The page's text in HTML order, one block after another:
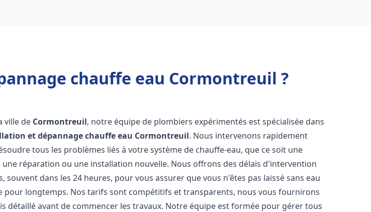
chauffe eau Cormontreuil ?
ville de Cormontreuil, notre équipe de plombiers expérimentés est spécialisée dans
et dépannage chauffe eau Cormontreuil. Nous intervenons rapidement
tous les problèmes liés à votre système de chauffe-eau, que ce soit une
une réparation ou une installation nouvelle. Nous offrons des délais d'intervention
souvent dans les 24 heures, pour vous assurer que vous n'êtes pas laissé sans eau
pour longtemps. Nos tarifs sont compétitifs et transparents, nous vous fournirons
détaillé avant de commencer les travaux. Notre équipe est formée pour gérer tous